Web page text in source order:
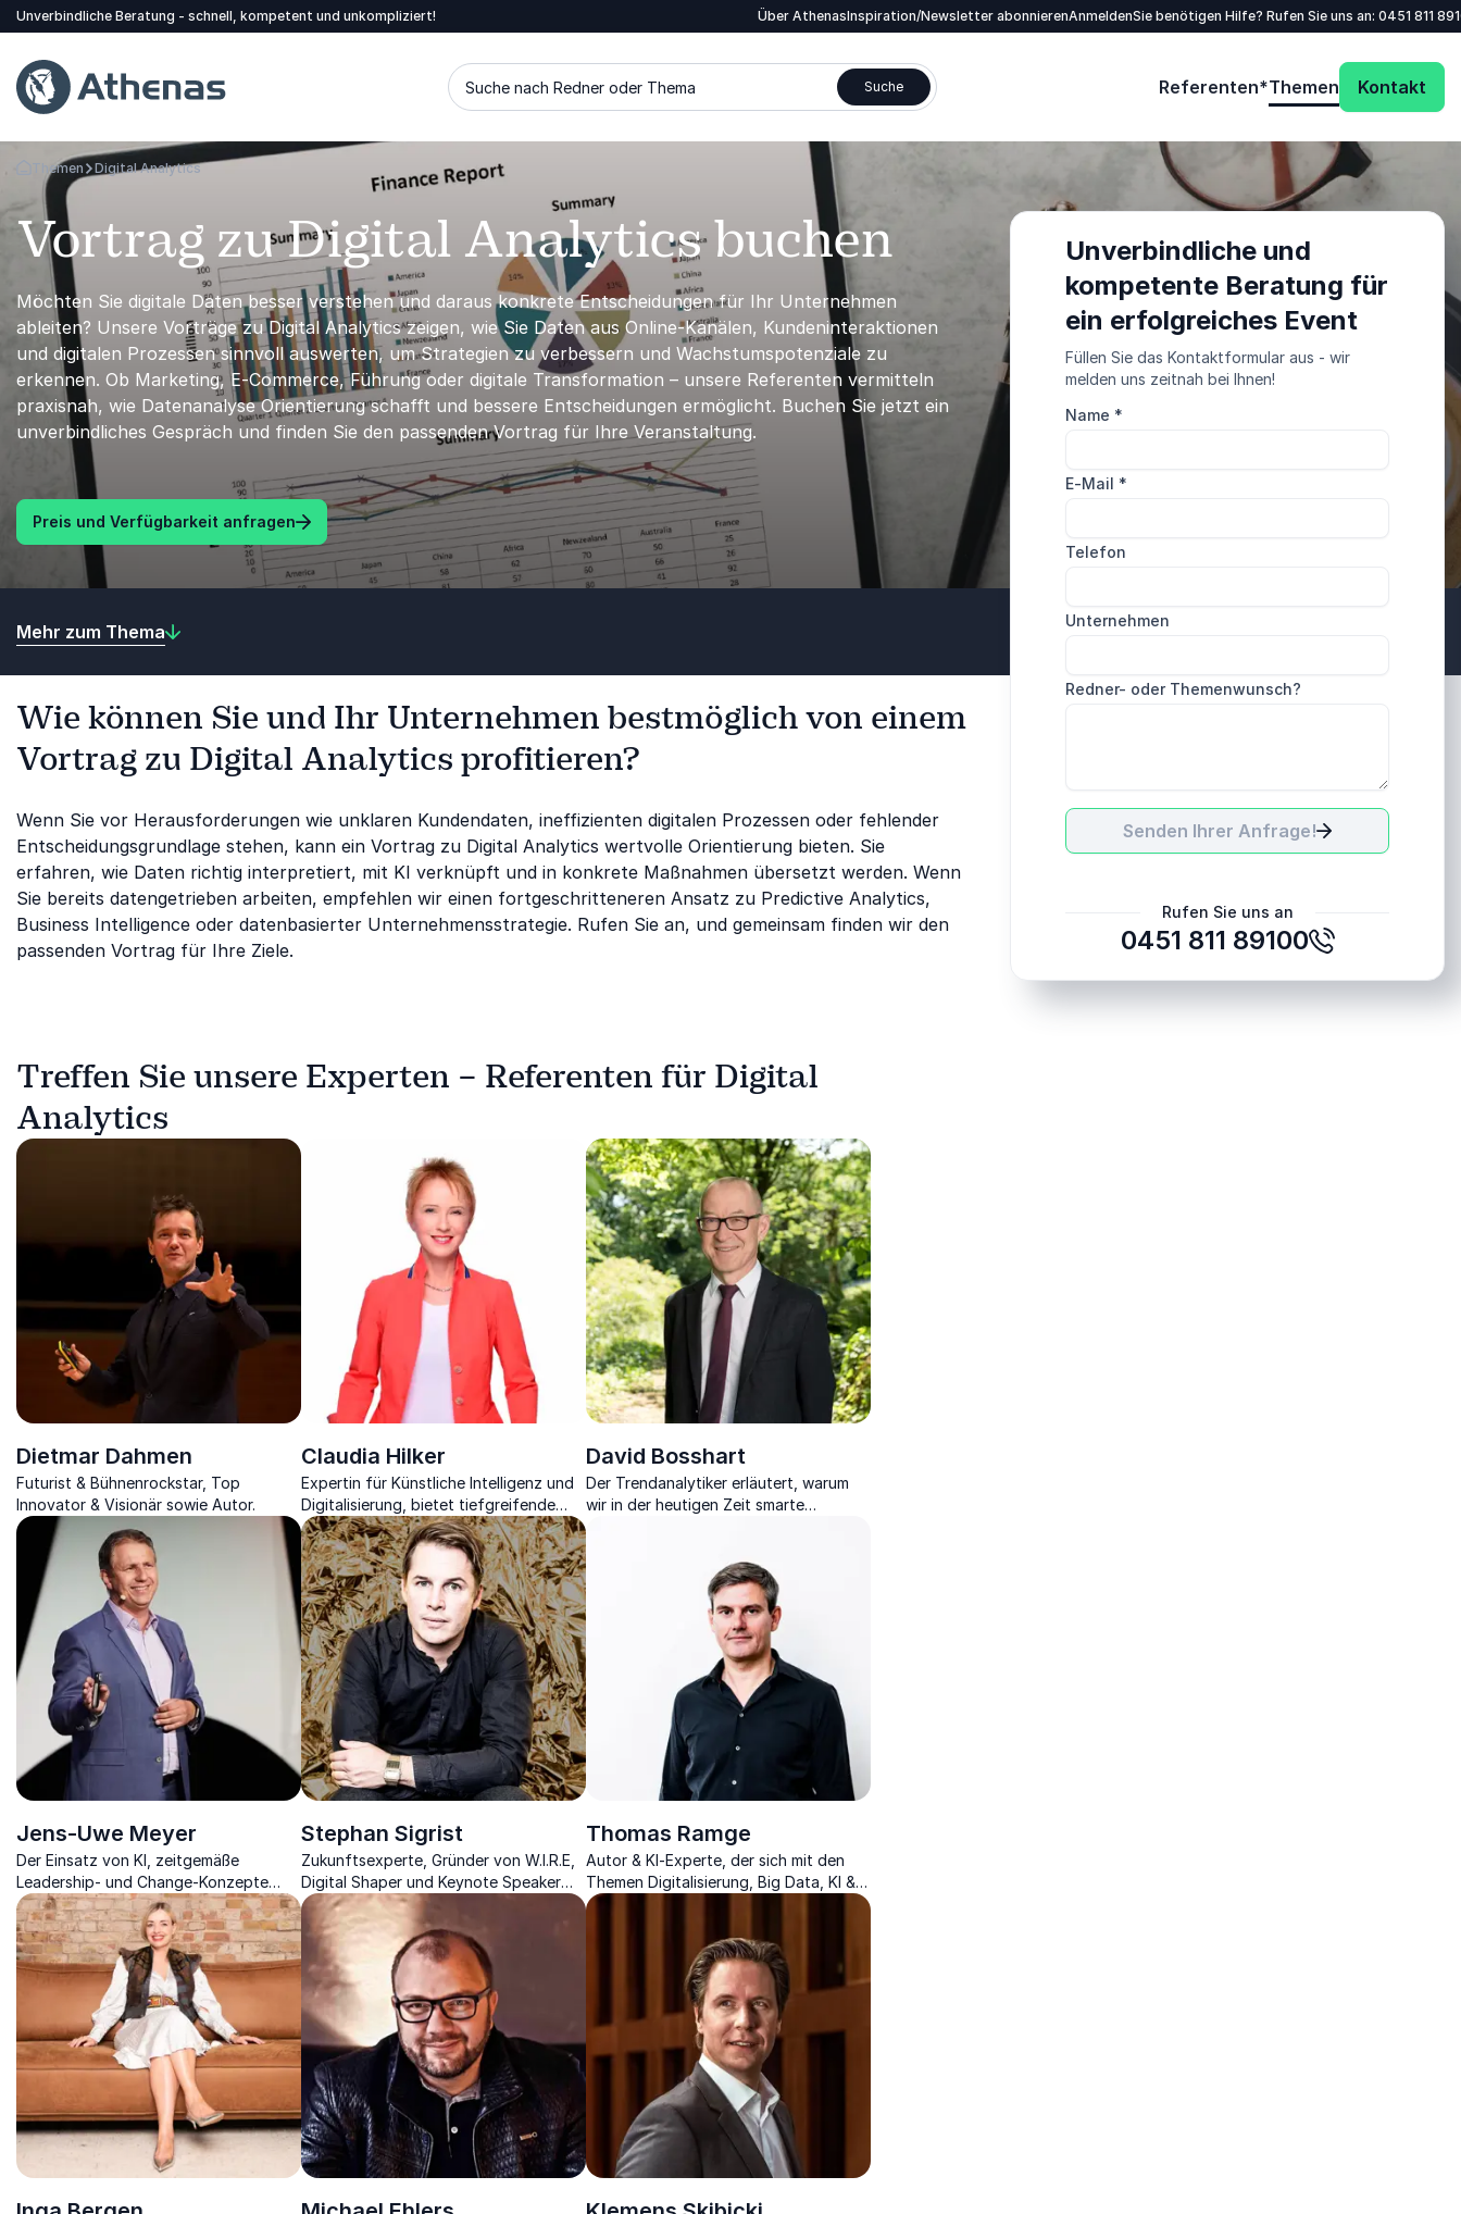
Unverbindliche Beratung - schnell, kompetent und unkompliziert! Über AthenasInspiration/Newsletter abonnierenAnmeldenSie benötigen Hilfe? Rufen Sie uns an: 0451 811
Suche nach Redner oder Thema Suche Referenten*Themen Kontakt
Zurück zur Startseite
Themen Digital Analytics
Vortrag zu Digital Analytics buchen
Möchten Sie digitale Daten besser verstehen und daraus konkrete Entscheidungen für Ihr Unternehmen
ableiten? Unsere Vorträge zu Digital Analytics zeigen, wie Sie Daten aus Online-Kanälen, Kundeninteraktionen
und digitalen Prozessen sinnvoll auswerten, um Strategien zu verbessern und Wachstumspotenziale zu
erkennen. Ob Marketing, E-Commerce, Führung oder digitale Transformation – unsere Referenten vermitteln
praxisnah, wie Datenanalyse Orientierung schafft und bessere Entscheidungen ermöglicht. Buchen Sie jetzt ein
unverbindliches Gespräch und finden Sie den passenden Vortrag für Ihre Veranstaltung.
Preis und Verfügbarkeit anfragen
Unverbindliche und
kompetente Beratung für
ein erfolgreiches Event
Füllen Sie das Kontaktformular aus - wir
melden uns zeitnah bei Ihnen!
Name *
E-Mail *
Telefon
Unternehmen
Redner- oder Themenwunsch?
Senden Ihrer Anfrage!
Rufen Sie uns an
0451 811 89100
Mehr zum Thema
Wie können Sie und Ihr Unternehmen bestmöglich von einem
Vortrag zu Digital Analytics profitieren?
Wenn Sie vor Herausforderungen wie unklaren Kundendaten, ineffizienten digitalen Prozessen oder fehlender
Entscheidungsgrundlage stehen, kann ein Vortrag zu Digital Analytics wertvolle Orientierung bieten. Sie
erfahren, wie Daten richtig interpretiert, mit KI verknüpft und in konkrete Maßnahmen übersetzt werden. Wenn
Sie bereits datengetrieben arbeiten, empfehlen wir einen fortgeschritteneren Ansatz zu Predictive Analytics,
Business Intelligence oder datenbasierter Unternehmensstrategie. Rufen Sie an, und gemeinsam finden wir den
passenden Vortrag für Ihre Ziele.
Treffen Sie unsere Experten – Referenten für Digital
Analytics
Dietmar Dahmen
Futurist & Bühnenrockstar, Top
Innovator & Visionär sowie Autor.
Claudia Hilker
Expertin für Künstliche Intelligenz und
Digitalisierung, bietet tiefgreifende
Einblicke und innovative Strategien für
Unternehmen.
David Bosshart
Der Trendanalytiker erläutert, warum
wir in der heutigen Zeit smarte
Technologien dringender denn je
benötigen und wie diese jedem einen
Mehrwert bieten.
Jens-Uwe Meyer
Der Einsatz von KI, zeitgemäße
Leadership- und Change-Konzepte
sind die Wegbereiter für den Erfolg
von Unternehmen in der Zukunft.
Stephan Sigrist
Zukunftsexperte, Gründer von W.I.R.E,
Digital Shaper und Keynote Speaker
für transformative Strategien in
Wirtschaft und Gesellschaft.
Thomas Ramge
Autor & KI-Experte, der sich mit den
Themen Digitalisierung, Big Data, KI &
Klimawandel der Zukunft